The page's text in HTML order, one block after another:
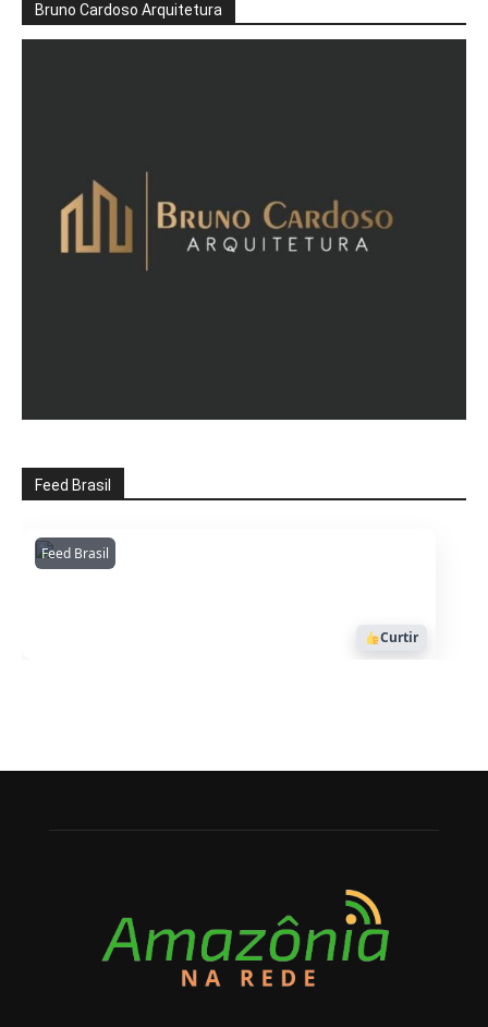
Bruno Cardoso Arquitetura
Feed Brasil
Feed BrasilAmazonianarede
1053
Curtir